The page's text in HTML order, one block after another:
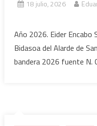
18 julio, 2026
Año 2026. Eider Encabo
Bidasoa del Alarde de
bandera 2026 fuente N.